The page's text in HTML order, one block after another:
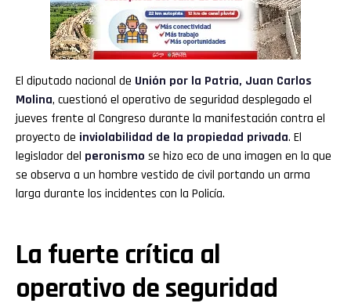
El diputado nacional de Unión por la Patria, Juan Carlos
Molina, cuestionó el operativo de seguridad desplegado el
jueves frente al Congreso durante la manifestación contra el
proyecto de inviolabilidad de la propiedad privada. El
legislador del peronismo se hizo eco de una imagen en la que
se observa a un hombre vestido de civil portando un arma
larga durante los incidentes con la Policía.
La fuerte crítica al
operativo de seguridad